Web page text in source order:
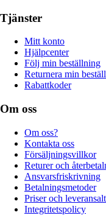
Tjänster
Mitt konto
Hjälpcenter
Följ min beställning
Returnera min
Rabattkoder
Om oss
Om oss?
Kontakta oss
Försäljningsvillkor
Returer och
Ansvarsfriskrivning
Betalningsmetoder
Priser och
Integritetspolicy